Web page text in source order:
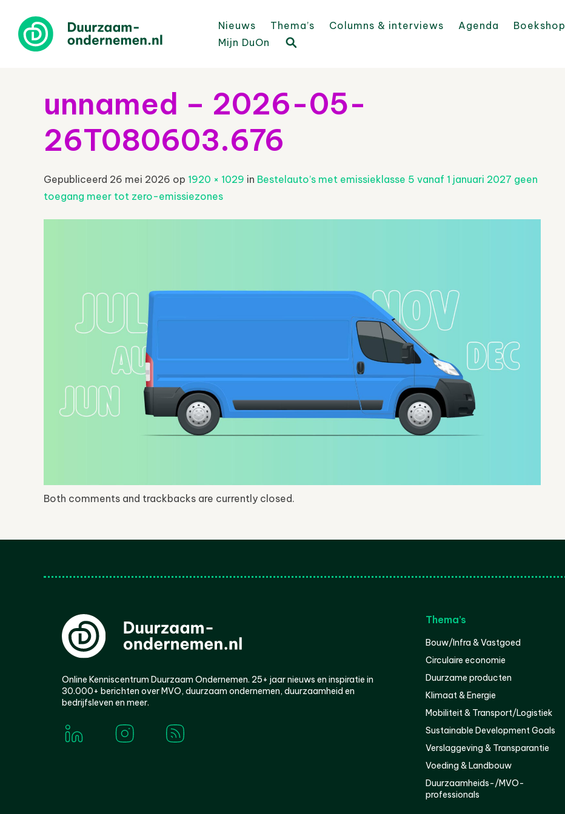
Nieuws Thema’s Columns & interviews Agenda Boekshop
Mijn DuOn
unnamed – 2026-05-
26T080603.676
Gepubliceerd 26 mei 2026 op 1920 × 1029 in Bestelauto’s met emissieklasse 5 vanaf 1 januari 2027 geen
toegang meer tot zero-emissiezones
Both comments and trackbacks are currently closed.
Online Kenniscentrum Duurzaam Ondernemen. 25+ jaar nieuws en inspiratie in
30.000+ berichten over MVO, duurzaam ondernemen, duurzaamheid en
bedrijfsleven en meer.
Thema’s
Bouw/Infra & Vastgoed
Circulaire economie
Duurzame producten
Klimaat & Energie
Mobiliteit & Transport/Logistiek
Sustainable Development Goals
Verslaggeving & Transparantie
Voeding & Landbouw
Duurzaamheids-/MVO-
professionals